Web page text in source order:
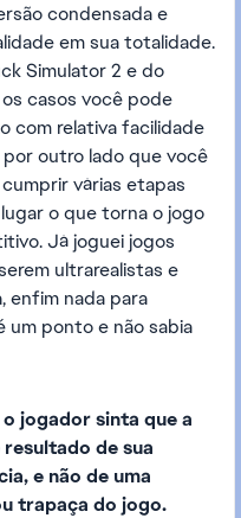
condensada e
em sua totalidade.
Simulator 2 e do
casos você pode
com relativa facilidade
outro lado que você
várias etapas
o que torna o jogo
Já joguei jogos
ultrarealistas e
enfim nada para
um ponto e não sabia
jogador sinta que a
de sua
e não de uma
trapaça do jogo.